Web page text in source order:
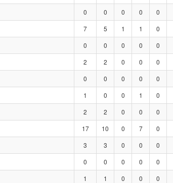
0 0 0 0 0
7 5 1 1 0
0 0 0 0 0
2 2 0 0 0
0 0 0 0 0
1 0 0 1 0
2 2 0 0 0
17 10 0 7 0
3 3 0 0 0
0 0 0 0 0
1 1 0 0 0